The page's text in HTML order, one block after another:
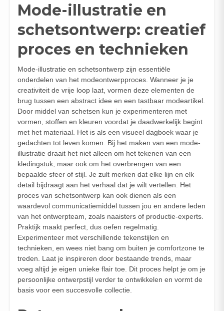
Mode-illustratie en
schetsontwerp: creatief
proces en technieken
Mode-illustratie en schetsontwerp zijn essentiële
onderdelen van het modeontwerpproces. Wanneer je je
creativiteit de vrije loop laat, vormen deze elementen de
brug tussen een abstract idee en een tastbaar modeartikel.
Door middel van schetsen kun je experimenteren met
vormen, stoffen en kleuren voordat je daadwerkelijk begint
met het materiaal. Het is als een visueel dagboek waar je
gedachten tot leven komen. Bij het maken van een mode-
illustratie draait het niet alleen om het tekenen van een
kledingstuk, maar ook om het overbrengen van een
bepaalde sfeer of stijl. Je zult merken dat elke lijn en elk
detail bijdraagt aan het verhaal dat je wilt vertellen. Het
proces van schetsontwerp kan ook dienen als een
waardevol communicatiemiddel tussen jou en andere leden
van het ontwerpteam, zoals naaisters of productie-experts.
Praktijk maakt perfect, dus oefen regelmatig.
Experimenteer met verschillende tekenstijlen en
technieken, en wees niet bang om buiten je comfortzone te
treden. Laat je inspireren door bestaande trends, maar
voeg altijd je eigen unieke flair toe. Dit proces helpt je om je
persoonlijke ontwerpstijl verder te ontwikkelen en vormt de
basis voor een succesvolle collectie.